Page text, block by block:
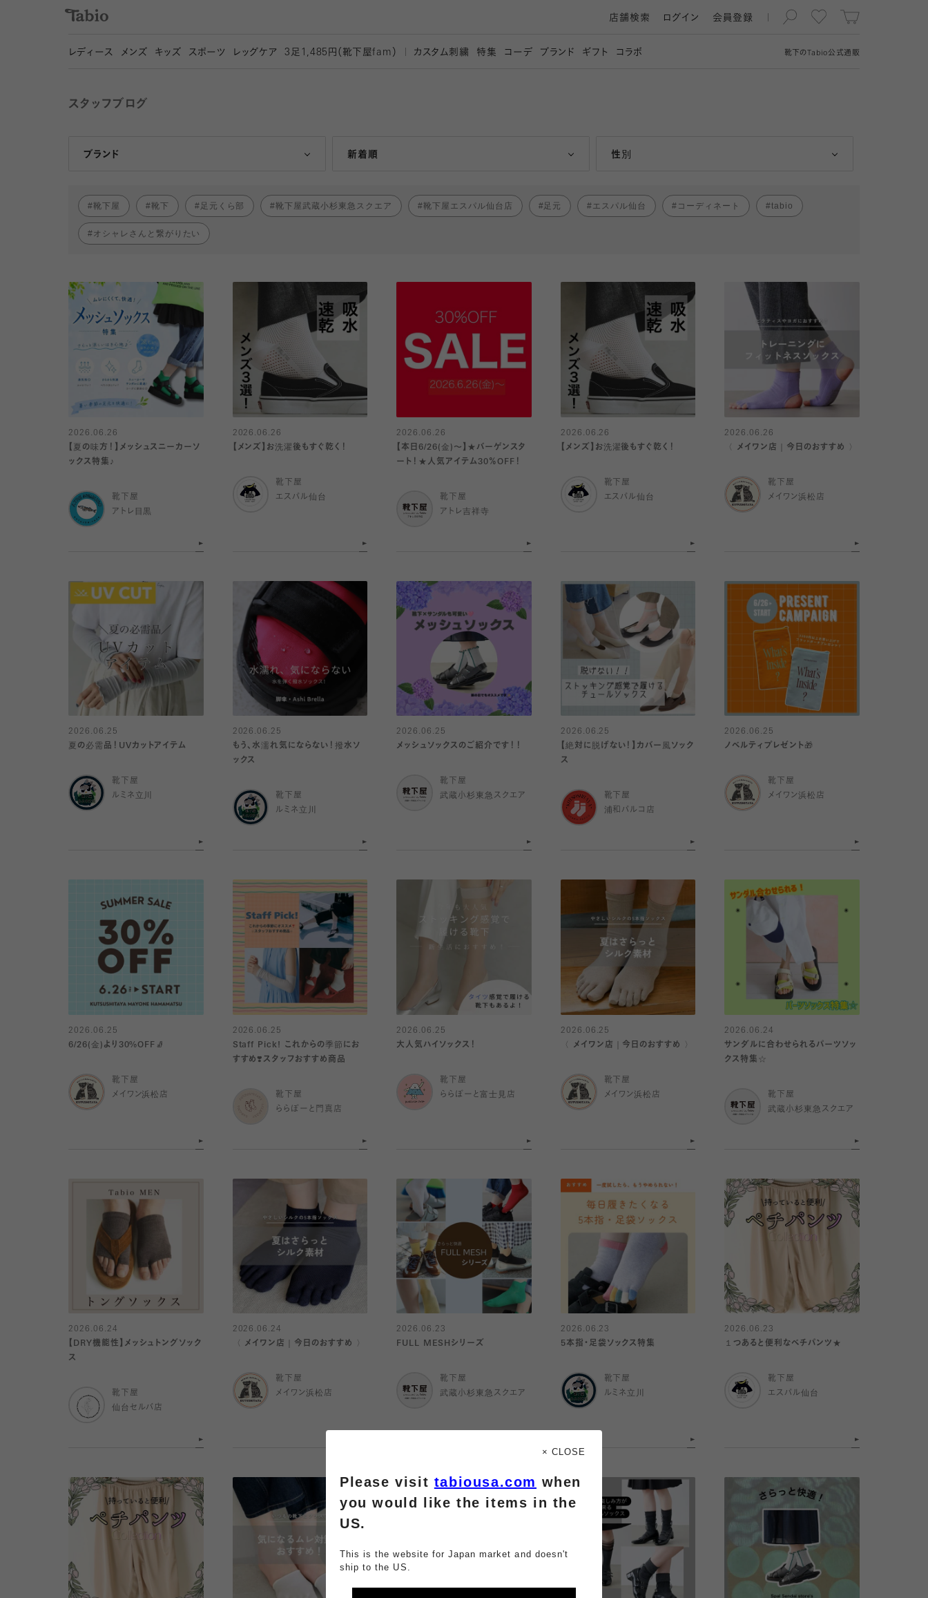
靴下の Tabio公式通販
店舗検索 ログイン 会員登録
レディース メンズ キッズ スポーツ レッグケア 3 足1,485円（靴下屋fam） カスタム刺繍 特集 コーデ ブランド ギフト コラボ
スタッフブログ
ブランド
Tabio 新着順
人気ランキング順 性別
女性
靴下屋 靴下 足元くら部 靴下屋武蔵小杉東急スクエア 靴下屋エスパル仙台店 足元 エスパル仙台 コーディネート tabio
オシャレさんと繋がりたい
2026.06.26
【夏の味方！】メッシュスニーカーソ
ックス特集♪
靴下屋
アトレ目黒
2026.06.26
【メンズ】お洗濯後もすぐ乾く！
靴下屋
エスパル仙台
2026.06.26
【本日6/26(金)〜】★バーゲンスタ
ート！★人気アイテム30％OFF！
靴下屋
アトレ吉祥寺
2026.06.26
【メンズ】お洗濯後もすぐ乾く！
靴下屋
エスパル仙台
2026.06.26
〈 メイワン店｜今日のおすすめ 〉
靴下屋
メイワン浜松店
2026.06.25
夏の必需品！UVカットアイテム
靴下屋
ルミネ立川
2026.06.25
もう、水濡れ気にならない！撥水ソ
ックス
靴下屋
ルミネ立川
2026.06.25
メッシュソックスのご紹介です！！
靴下屋
武蔵小杉東急スクエア
2026.06.25
【絶対に脱げない！】カバー風ソック
ス
靴下屋
浦和パルコ店
2026.06.25
ノベルティプレゼント🎁
靴下屋
メイワン浜松店
2026.06.25
6/26(金)より30%OFF🧦
靴下屋
メイワン浜松店
2026.06.25
Staff Pick! これからの季節にお
すすめ❣️スタッフおすすめ商品
靴下屋
ららぽーと門真店
2026.06.25
大人気ハイソックス！
靴下屋
ららぽーと富士見店
2026.06.25
〈 メイワン店｜今日のおすすめ 〉
靴下屋
メイワン浜松店
2026.06.24
サンダルに合わせられるパーツソッ
クス特集☆
靴下屋
武蔵小杉東急スクエア
2026.06.24
【DRY機能性】メッシュトングソック
ス
靴下屋
仙台セルバ店
2026.06.24
〈 メイワン店｜今日のおすすめ 〉
靴下屋
メイワン浜松店
2026.06.23
FULL MESHシリーズ
靴下屋
武蔵小杉東急スクエア
2026.06.23
5本指・足袋ソックス特集
靴下屋
ルミネ立川
2026.06.23
１つあると便利なベチパンツ★
靴下屋
エスパル仙台
× CLOSE
Please visit tabiousa.com when
you would like the items in the
US.
This is the website for Japan market and doesn't
ship to the US.